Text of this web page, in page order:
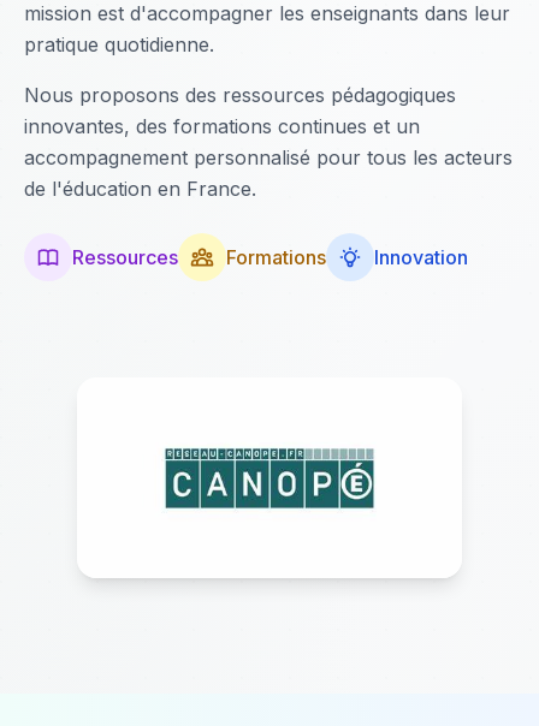
mission est d'accompagner les enseignants dans leur
pratique quotidienne.
Nous proposons des ressources pédagogiques
innovantes, des formations continues et un
accompagnement personnalisé pour tous les acteurs
de l'éducation en France.
Ressources Formations Innovation